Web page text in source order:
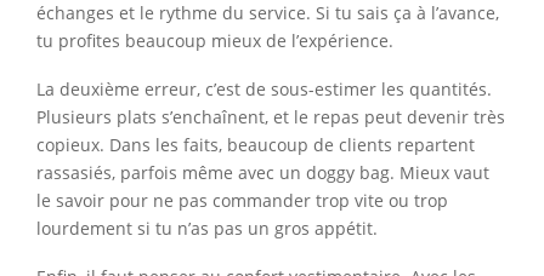
échanges et le rythme du service. Si tu sais ça à l’avance,
tu profites beaucoup mieux de l’expérience.
La deuxième erreur, c’est de sous-estimer les quantités.
Plusieurs plats s’enchaînent, et le repas peut devenir très
copieux. Dans les faits, beaucoup de clients repartent
rassasiés, parfois même avec un doggy bag. Mieux vaut
le savoir pour ne pas commander trop vite ou trop
lourdement si tu n’as pas un gros appétit.